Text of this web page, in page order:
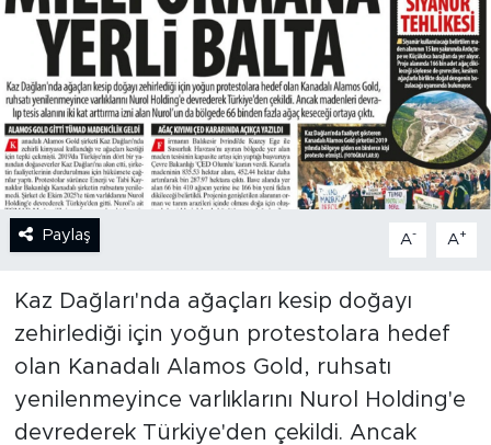
Paylaş A- A+
Kaz Dağları'nda ağaçları kesip doğayı
zehirlediği için yoğun protestolara hedef
olan Kanadalı Alamos Gold, ruhsatı
yenilenmeyince varlıklarını Nurol Holding'e
devrederek Türkiye'den çekildi. Ancak
ANALİZ
NOSTALJİ
KULİS
YAZARLAR
POLİTİKA
EKONOMİ
SPOR